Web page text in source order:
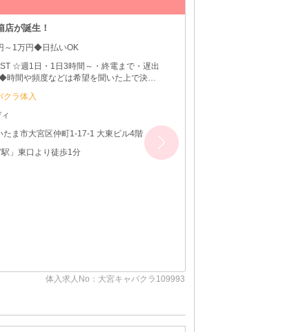
が誕生！
～1万円◆日払いOK
☆週1日・1日3時間～・終電まで・遅出
間や頻度などは希望を聞いた上で決め
クラ体入
たま市大宮区仲町1-17-1 大東ビル4階
」東口より徒歩1分
体入求人No：大宮キャバクラ109993